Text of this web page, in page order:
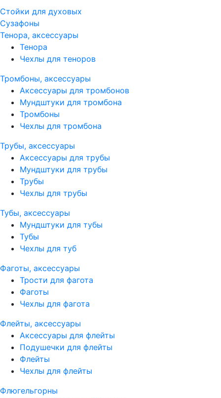
Стойки для духовых
Сузафоны
Тенора, аксессуары
Тенора
Чехлы для теноров
Тромбоны, аксессуары
Аксессуары для тромбонов
Мундштуки для тромбона
Тромбоны
Чехлы для тромбона
Трубы, аксессуары
Аксессуары для трубы
Мундштуки для трубы
Трубы
Чехлы для трубы
Тубы, аксессуары
Мундштуки для тубы
Тубы
Чехлы для туб
Фаготы, аксессуары
Трости для фагота
Фаготы
Чехлы для фагота
Флейты, аксессуары
Аксессуары для флейты
Подушечки для флейты
Флейты
Чехлы для флейты
Флюгельгорны